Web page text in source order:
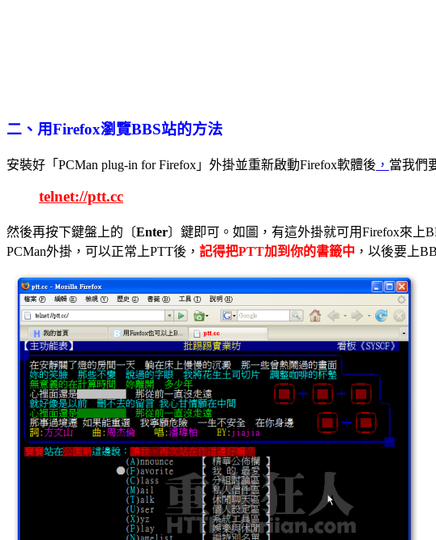
二、用Firefox瀏覽BBS站的方法
安裝好「PCMan plug-in for Firefox」外掛並重新啟動Firefox軟體後 ， 當我們
telnet://ptt.cc
然後再按下鍵盤上的〔Enter〕鍵即可。如圖，有這外掛就可用Firefox來上
PCMan外掛，可以正常上PTT後， 記得把PTT加到你的書籤中 ，以後要上